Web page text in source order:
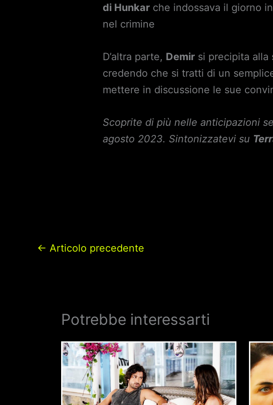
di Hunkar che indossava il giorno
nel crimine
D’altra parte, Demir si precipita alla
credendo che si tratti di un
mettere in discussione le sue
Scoprite di più nelle anticipazioni
agosto 2023. Sintonizzatevi su
← Articolo precedente
Potrebbe interessarti